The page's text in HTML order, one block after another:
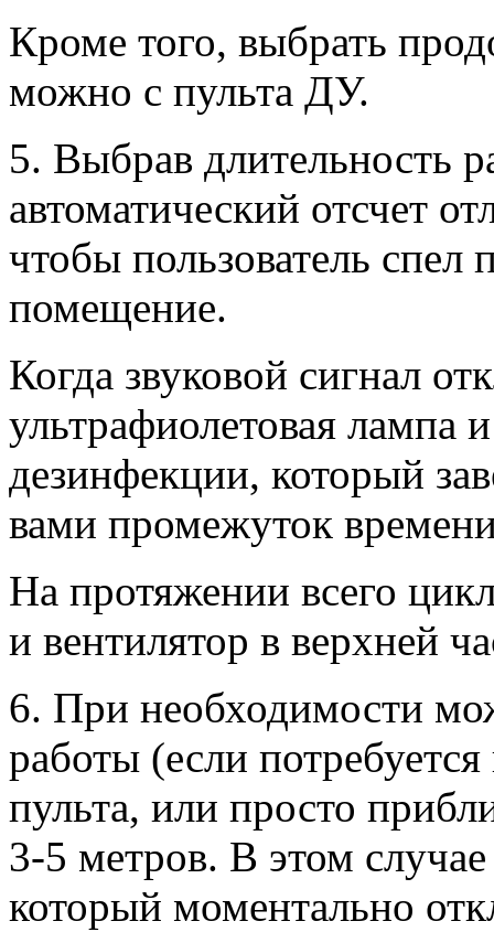
Кроме того, выбрать
можно с пульта ДУ.
5. Выбрав длительность
автоматический отсчет
чтобы пользователь спел
помещение.
Когда звуковой сигнал
ультрафиолетовая лампа
дезинфекции, который
вами промежуток
На протяжении всего
и вентилятор в верхней
6. При необходимости
работы (если
пульта, или просто
3-5 метров. В этом
который моментально